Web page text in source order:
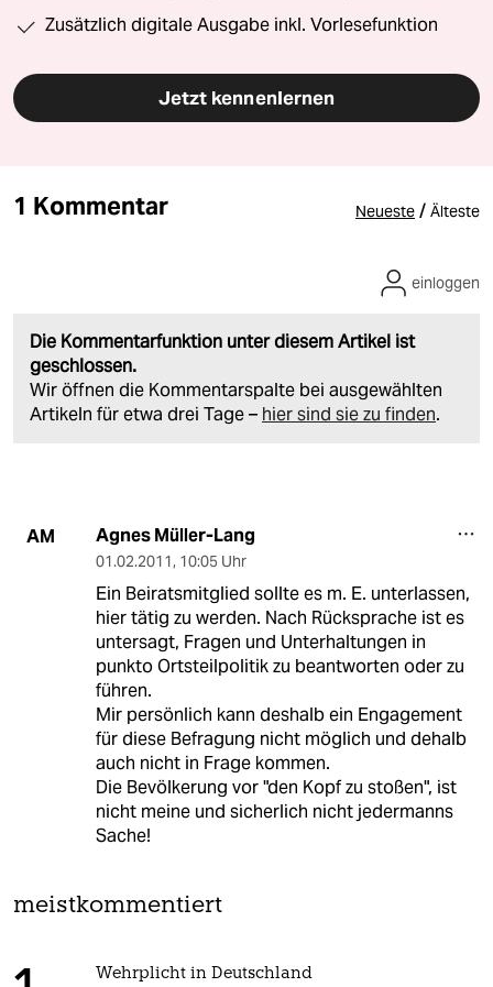
Zusätzlich digitale Ausgabe inkl. Vorlesefunktion
Jetzt kennenlernen
1 Kommentar Neueste / Älteste
Die Kommentarfunktion unter diesem Artikel ist
geschlossen.
Wir öffnen die Kommentarspalte bei ausgewählten
Artikeln für etwa drei Tage – hier sind sie zu finden.
einloggen
AM Agnes Müller-Lang
01.02.2011, 10:05 Uhr
Ein Beiratsmitglied sollte es m. E. unterlassen,
hier tätig zu werden. Nach Rücksprache ist es
untersagt, Fragen und Unterhaltungen in
punkto Ortsteilpolitik zu beantworten oder zu
führen.
Mir persönlich kann deshalb ein Engagement
für diese Befragung nicht möglich und dehalb
auch nicht in Frage kommen.
Die Bevölkerung vor "den Kopf zu stoßen", ist
nicht meine und sicherlich nicht jedermanns
Sache!
meistkommentiert
Wehrplicht in Deutschland